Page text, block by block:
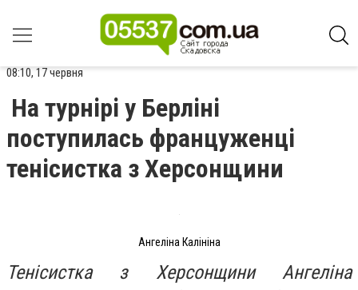
08:10, 17 червня
На турнірі у Берліні
поступилась француженці
тенісистка з Херсонщини
Ангеліна Калініна
Тенісистка з Херсонщини Ангеліна